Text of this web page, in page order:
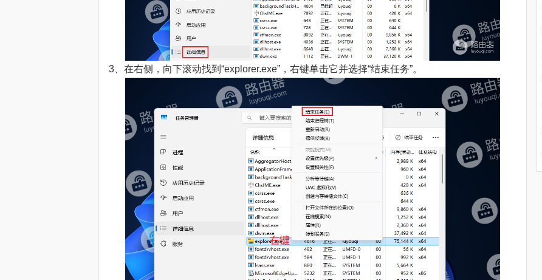
3、在右侧，向下滚动找到“explorer.exe”，右键单击它并选择“结束任务”。